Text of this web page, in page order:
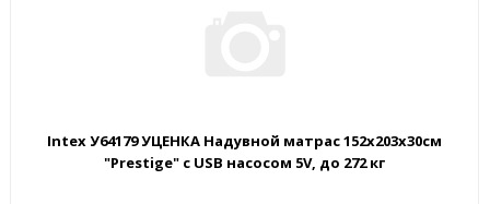
Intex У64179 УЦЕНКА Надувной матрас 152х203х30см
"Prestige" с USB насосом 5V, до 272 кг